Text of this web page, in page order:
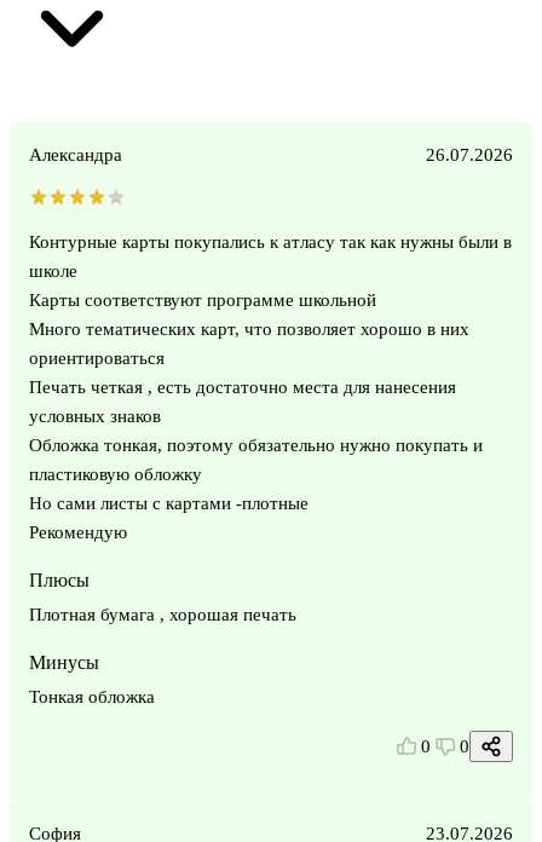
Александра 26.07.2026
Контурные карты покупались к атласу так как нужны были в
школе
Карты соответствуют программе школьной
Много тематических карт, что позволяет хорошо в них
ориентироваться
Печать четкая , есть достаточно места для нанесения
условных знаков
Обложка тонкая, поэтому обязательно нужно покупать и
пластиковую обложку
Но сами листы с картами -плотные
Рекомендую
Плюсы
Плотная бумага , хорошая печать
Минусы
Тонкая обложка
0 0
София 23.07.2026